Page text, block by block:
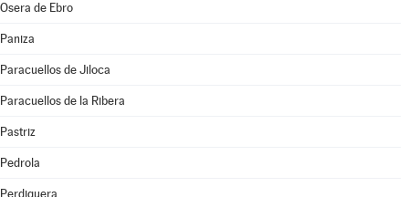
Osera de Ebro
Paniza
Paracuellos de Jiloca
Paracuellos de la Ribera
Pastriz
Pedrola
Perdiguera